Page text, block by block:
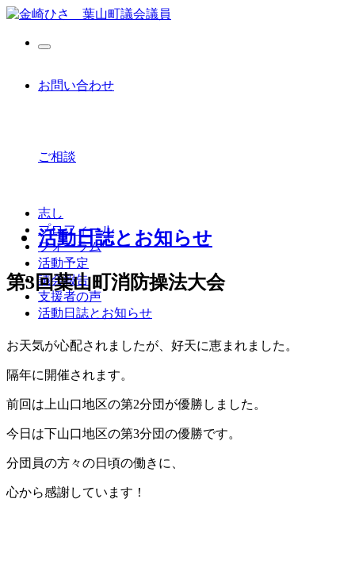
お問い合わせ
ご相談
志し
プロフィール
フォーラム
活動予定
議会報告
支援者の声
活動日誌とお知らせ
活動日誌とお知らせ
第3回葉山町消防操法大会
お天気が心配されましたが、好天に恵まれました。
隔年に開催されます。
前回は上山口地区の第2分団が優勝しました。
今日は下山口地区の第3分団の優勝です。
分団員の方々の日頃の働きに、
心から感謝しています！